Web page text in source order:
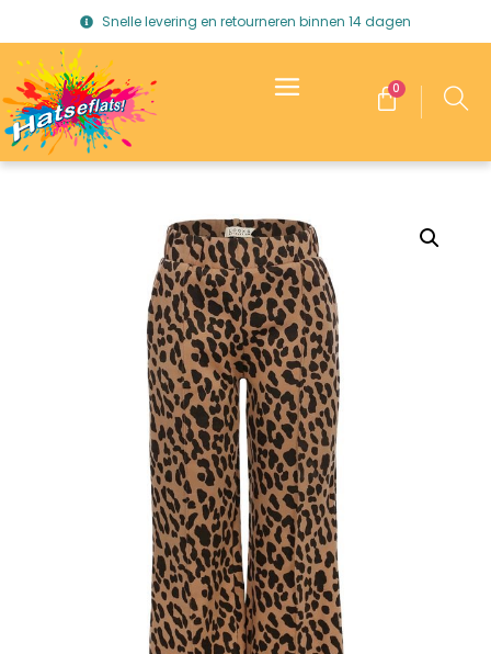
Snelle levering en retourneren binnen 14 dagen
0